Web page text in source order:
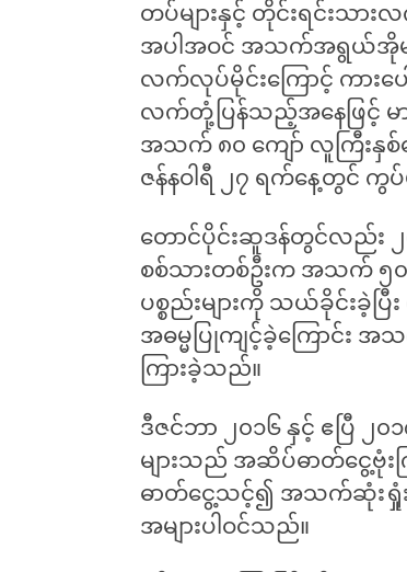
တပ်များနှင့် တိုင်းရင်းသား
အပါအဝင် အသက်အရွယ်အိုမ
လက်လုပ်မိုင်းကြောင့် ကား
လက်တုံ့ပြန်သည့်အနေဖြင့် မ
အသက် ၈၀ ကျော် လူကြီးနှစ်
ဇန်နဝါရီ ၂၇ ရက်နေ့တွင် ကွ
တောင်ပိုင်းဆူဒန်တွင်လည်း ၂
စစ်သားတစ်ဦးက အသက် ၅
ပစ္စည်းများကို သယ်ခိုင်းခဲ့ပ
အဓမ္မပြုကျင့်ခဲ့ကြောင်း
ကြားခဲ့သည်။
ဒီဇင်ဘာ ၂၀၁၆ နှင့် ဧပြီ ၂
များသည် အဆိပ်ဓာတ်ငွေ့
ဓာတ်ငွေ့သင့်၍ အသက်ဆုံးရှုံ
အများပါဝင်သည်။